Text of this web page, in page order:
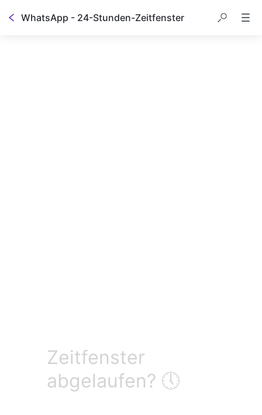
WhatsApp - 24-Stunden-Zeitfenster
Zeitfenster
abgelaufen? 🕔